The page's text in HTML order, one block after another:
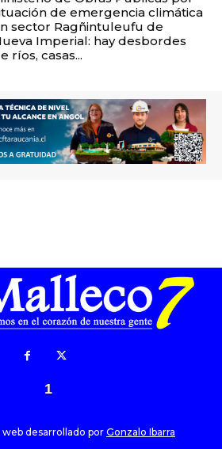
de emergencia climática
sector Ragñintuleufu de
Imperial: hay desbordes
ríos, casas...
1
desarrollado porGonzalo Ibarra